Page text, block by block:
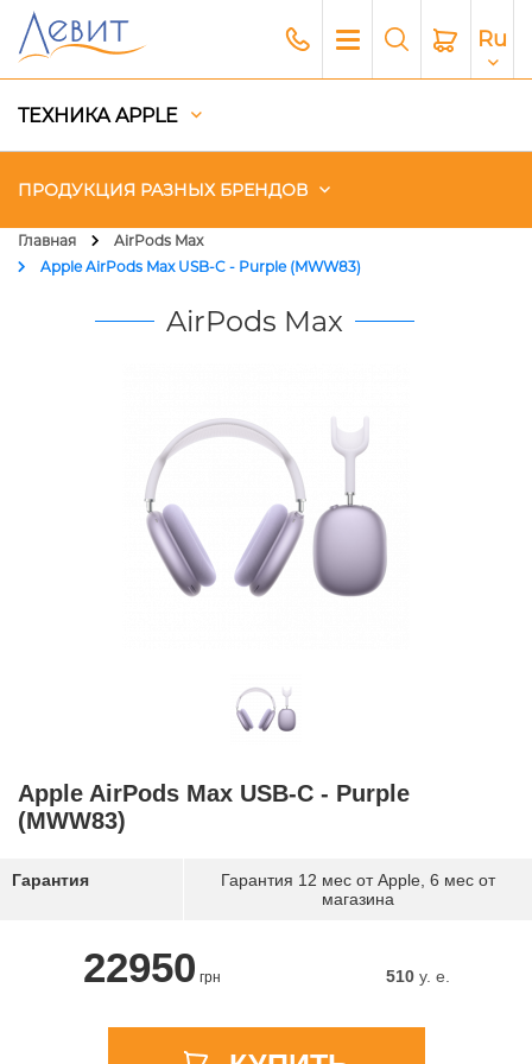
Ru
ТЕХНИКА APPLE
ПРОДУКЦИЯ РАЗНЫХ БРЕНДОВ
Чехлы
Платный сервис Apple
Главная
AirPods Max
Apple AirPods Max USB-C - Purple (MWW83)
AirPods Max
Apple AirPods Max USB-C - Purple
(MWW83)
Гарантия
Гарантия 12 мес от Apple, 6 мес от
магазина
22950 грн 510y. e.